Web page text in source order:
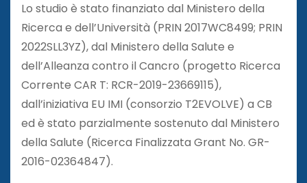
Lo studio è stato finanziato dal Ministero della
Ricerca e dell’Università (PRIN 2017WC8499; PRIN
2022SLL3YZ), dal Ministero della Salute e
dell’Alleanza contro il Cancro (progetto Ricerca
Corrente CAR T: RCR-2019-23669115),
dall’iniziativa EU IMI (consorzio T2EVOLVE) a CB
ed è stato parzialmente sostenuto dal Ministero
della Salute (Ricerca Finalizzata Grant No. GR-
2016-02364847).